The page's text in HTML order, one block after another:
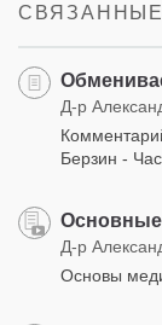
СВЯЗАННЫЕ
Д-р
Берзин -
Основные
Д-р
Основы